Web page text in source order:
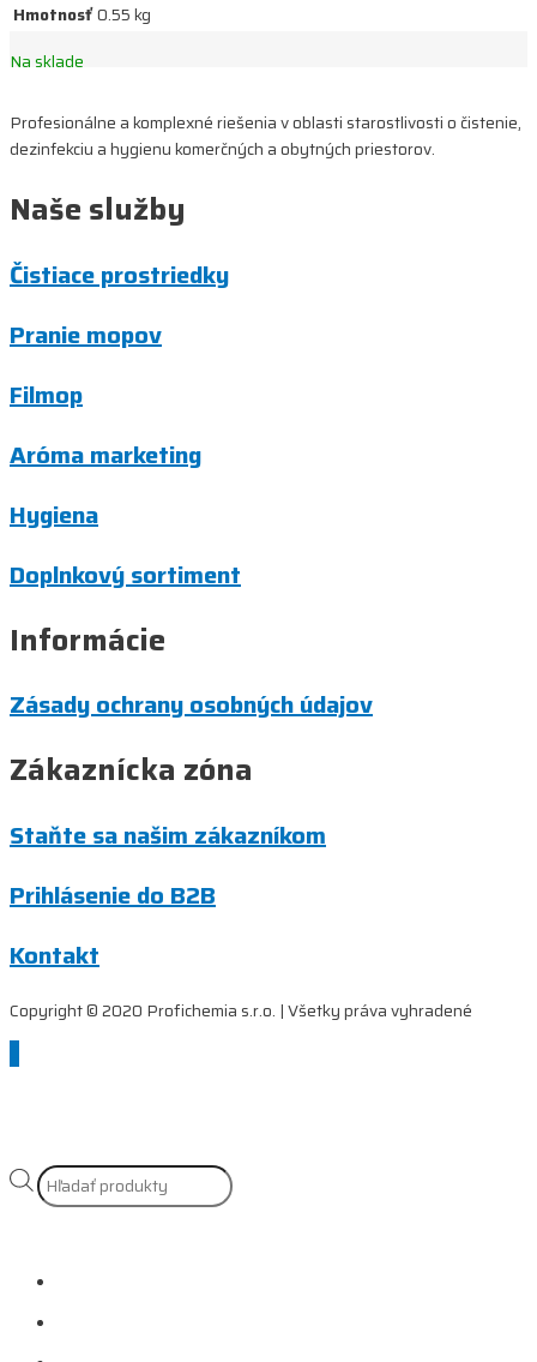
Hmotnosť0.55 kg
Na sklade
Profesionálne a komplexné riešenia v oblasti starostlivosti o čistenie,
dezinfekciu a hygienu komerčných a obytných priestorov.
Naše služby
Čistiace prostriedky
Pranie mopov
Filmop
Aróma marketing
Hygiena
Doplnkový sortiment
Informácie
Zásady ochrany osobných údajov
Zákaznícka zóna
Staňte sa našim zákazníkom
Prihlásenie do B2B
Kontakt
Copyright © 2020 Profichemia s.r.o. | Všetky práva vyhradené
Products
search